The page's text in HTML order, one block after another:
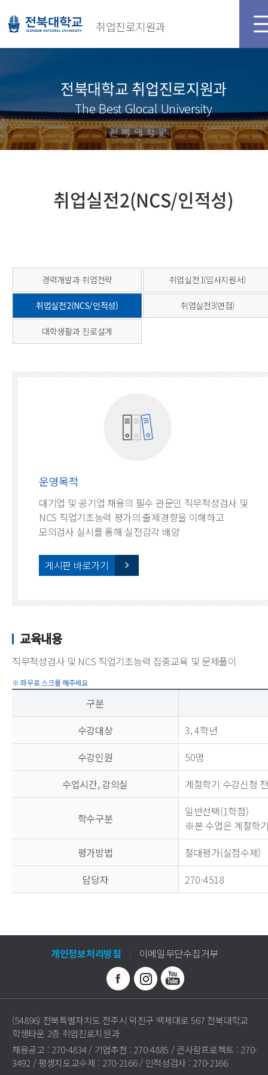
취업진로지원과
전북대학교 취업진로지원과
The Best Glocal University
취업실전2(NCS/인적성)
경력개발과 취업전략 취업실전1(입사지원서)
취업실전2(NCS/인적성) 취업실전3(면접)
대학생활과 진로설계
운영목적
대기업 및 공기업 채용의 필수 관문인 직무적성검사 및
NCS 직업기초능력 평가의 출제경향을 이해하고
모의검사 실시를 통해 실전감각 배양
게시판 바로가기
교육내용
직무적성검사 및 NCS 직업기초능력 집중교육 및 문제풀이
구분
수강대상
3, 4학년
수강인원
50명
수업시간, 강의실
계절학기 수강신청
학수구분
일반선택(1학점)
※본 수업은 계절학
평가방법
절대평가(실점수제)
담당자
270-4518
개인정보처리방침 이메일무단수집거부
(54896) 전북특별자치도 전주시 덕진구 백제대로 567 전북대학교
학생타운 2층 취업진로지원과
채용공고 : 270-4834 / 기업추천 : 270-4885 / 큰사람프로젝트 : 270-
3492 / 평생지도교수제 : 270-2166 / 인적성검사 : 270-2166